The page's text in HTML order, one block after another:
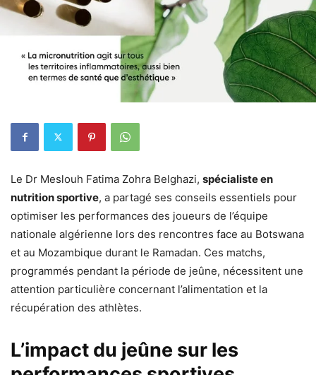
Le Dr Meslouh Fatima Zohra Belghazi, spécialiste en
nutrition sportive, a partagé ses conseils essentiels pour
optimiser les performances des joueurs de l’équipe
nationale algérienne lors des rencontres face au Botswana
et au Mozambique durant le Ramadan. Ces matchs,
programmés pendant la période de jeûne, nécessitent une
attention particulière concernant l’alimentation et la
récupération des athlètes.
L’impact du jeûne sur les